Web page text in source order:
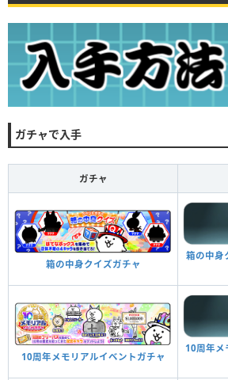
ガチャで入手
ガチャ
箱の中身クイズガチャ
箱の中身
10周年メモリアルイベントガチャ
10周年メ